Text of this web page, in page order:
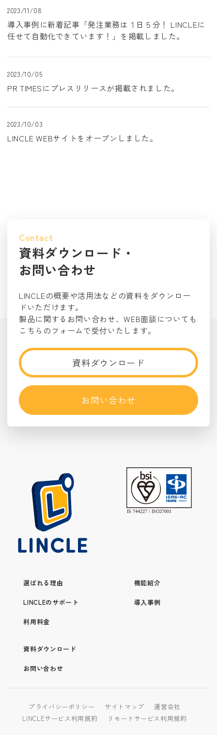
2023/11/08
導入事例に新着記事「発注業務は１日５分！ LINCLEに
任せて自動化できています！」を掲載しました。
2023/10/05
PR TIMESにプレスリリースが掲載されました。
2023/10/03
LINCLE WEBサイトをオープンしました。
Contact
資料ダウンロード・
お問い合わせ
LINCLEの概要や活用法などの資料をダウンロー
ドいただけます。
製品に関するお問い合わせ、WEB面談についても
こちらのフォームで受付いたします。
資料ダウンロード
お問い合わせ
選ばれる理由
LINCLEのサポート
利用料金
機能紹介
導入事例
資料ダウンロード
お問い合わせ
プライバシーポリシー サイトマップ
運営会社
LINCLEサービス利用規約
リモートサービス利用規約